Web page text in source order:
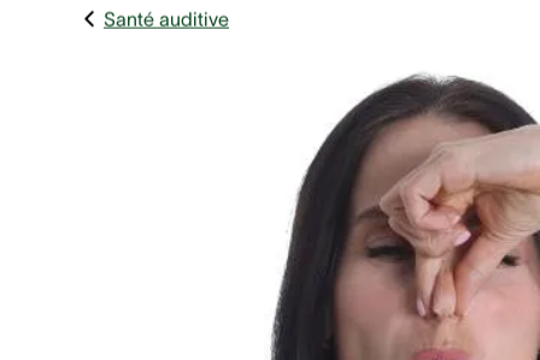
Santé auditive
Avez-vous déjà eu l'impression que vos oreilles se
lors du décollage ou de l'atterrissage d'un avion? Ou avez-
vous déjà ressenti cette sensation lorsque vous montez ou
descendez dans un ascenseur ?
Il s'agit d'un type de barotraumatisme de l'oreille, qui se
produit lorsque le tympan est soumis à un stress. Ce
phénomène se produit lorsque la pression de l'air dans
moyenne, derrière le tympan, et la pression de l'air dans
l'environnement sont en déséquilibre.